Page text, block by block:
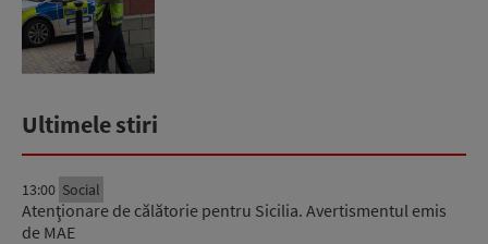
Ultimele stiri
13:00 Social
Atenţionare de călătorie pentru Sicilia. Avertismentul emis
de MAE